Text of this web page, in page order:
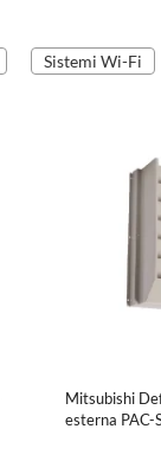
Sistemi Wi-Fi
Mitsubishi
esterna PAC-